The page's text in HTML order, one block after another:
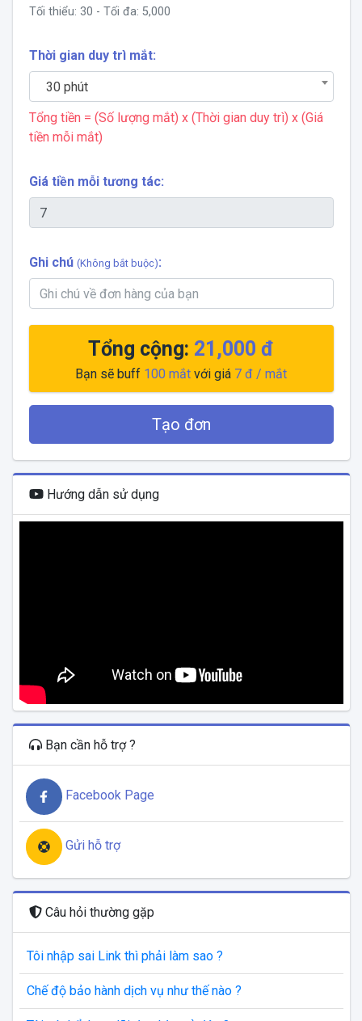
Tối thiểu: 30 - Tối đa: 5,000
Thời gian duy trì mắt:
30 phút
Tổng tiền = (Số lượng mắt) x (Thời gian duy trì) x (Giá
tiền mỗi mắt)
Giá tiền mỗi tương tác:
Ghi chú (Không bắt buộc):
Tổng cộng: 21,000 đ
Bạn sẽ buff 100 mắt với giá 7 đ / mắt
Tạo đơn
Hướng dẫn sử dụng
Bạn cần hỗ trợ ?
Facebook Page
Gửi hỗ trợ
Câu hỏi thường gặp
Tôi nhập sai Link thì phải làm sao ?
Chế độ bảo hành dịch vụ như thế nào ?